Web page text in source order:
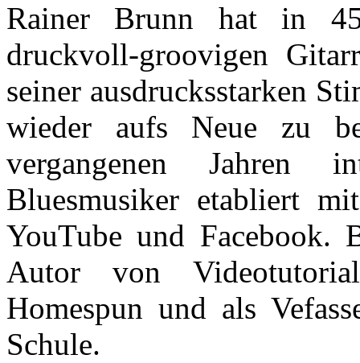
Rainer Brunn hat in 45
druckvoll-groovigen
seiner ausdrucksstarken
wieder aufs Neue zu
vergangenen Jahren
Bluesmusiker etabliert
YouTube und Facebook.
Autor von
Homespun und als
Schule.